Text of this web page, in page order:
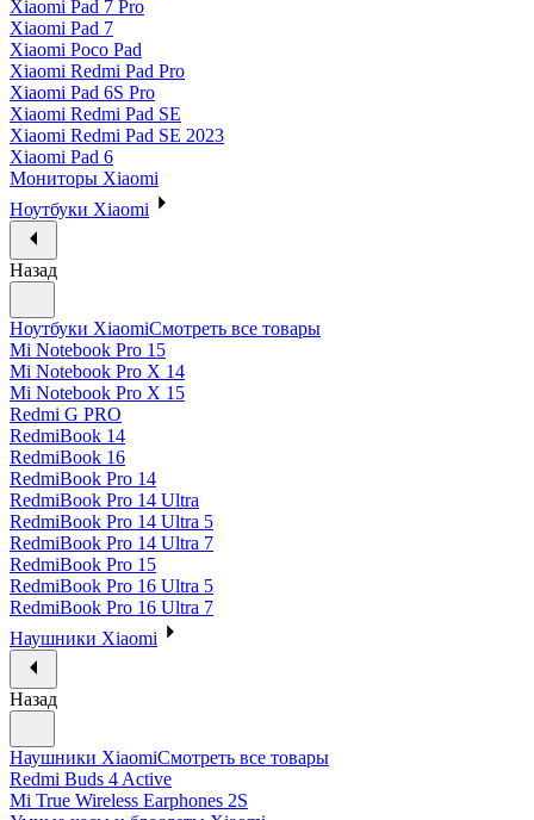
Xiaomi Pad 7 Pro
Xiaomi Pad 7
Xiaomi Poco Pad
Xiaomi Redmi Pad Pro
Xiaomi Pad 6S Pro
Xiaomi Redmi Pad SE
Xiaomi Redmi Pad SE 2023
Xiaomi Pad 6
Мониторы Xiaomi
Ноутбуки Xiaomi
Назад
Ноутбуки XiaomiСмотреть все товары
Mi Notebook Pro 15
Mi Notebook Pro X 14
Mi Notebook Pro X 15
Redmi G PRO
RedmiBook 14
RedmiBook 16
RedmiBook Pro 14
RedmiBook Pro 14 Ultra
RedmiBook Pro 14 Ultra 5
RedmiBook Pro 14 Ultra 7
RedmiBook Pro 15
RedmiBook Pro 16 Ultra 5
RedmiBook Pro 16 Ultra 7
Наушники Xiaomi
Назад
Наушники XiaomiСмотреть все товары
Redmi Buds 4 Active
Mi True Wireless Earphones 2S